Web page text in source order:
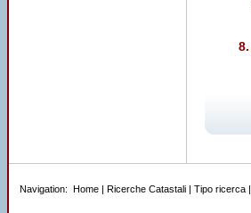
Navigation: Home| Ricerche Catastali| Tipo ricerca|